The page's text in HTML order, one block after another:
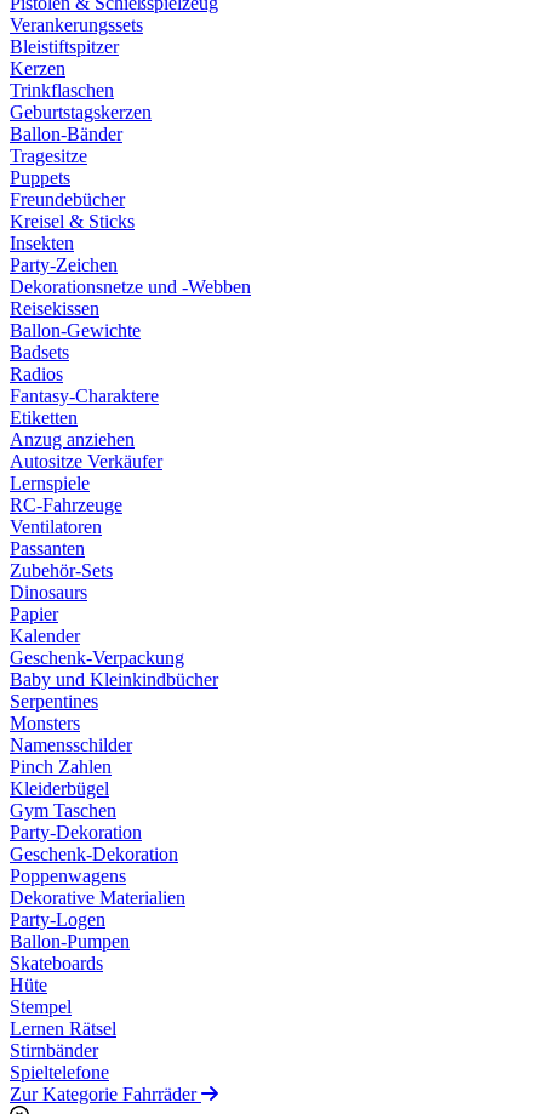
Verankerungssets
Bleistiftspitzer
Kerzen
Trinkflaschen
Geburtstagskerzen
Ballon-Bänder
Tragesitze
Puppets
Freundebücher
Kreisel & Sticks
Insekten
Party-Zeichen
Dekorationsnetze und -Webben
Reisekissen
Ballon-Gewichte
Badsets
Radios
Fantasy-Charaktere
Etiketten
Anzug anziehen
Autositze Verkäufer
Lernspiele
RC-Fahrzeuge
Ventilatoren
Passanten
Zubehör-Sets
Dinosaurs
Papier
Kalender
Geschenk-Verpackung
Baby und Kleinkindbücher
Serpentines
Monsters
Namensschilder
Pinch Zahlen
Kleiderbügel
Gym Taschen
Party-Dekoration
Geschenk-Dekoration
Poppenwagens
Dekorative Materialien
Party-Logen
Ballon-Pumpen
Skateboards
Hüte
Stempel
Lernen Rätsel
Stirnbänder
Spieltelefone
Zur Kategorie Fahrräder